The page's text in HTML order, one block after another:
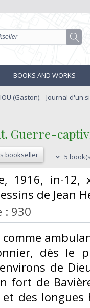
BOOKS AND WORKS
(Gaston). - Journal d'un
Guerre-
bookseller 5
1916, in-
de Jean
: 930
dès le
de
fort de
et des